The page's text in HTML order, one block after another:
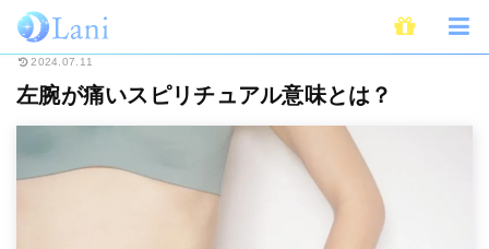
ホーム スピリチュアル 左腕が痛いスピリチュアル意味とは？
2024.07.11
左腕が痛いスピリチュアル意味とは？